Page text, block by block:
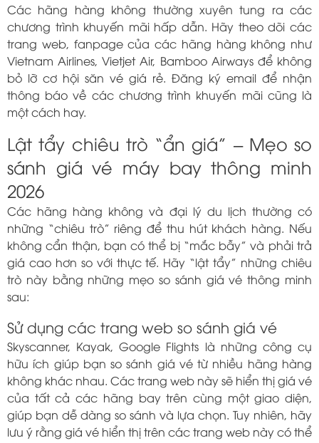
Các hãng hàng không thường xuyên tung ra các
chương trình khuyến mãi hấp dẫn. Hãy theo dõi các
trang web, fanpage của các hãng hàng không như
Vietnam Airlines, Vietjet Air, Bamboo Airways để không
bỏ lỡ cơ hội săn vé giá rẻ. Đăng ký email để nhận
thông báo về các chương trình khuyến mãi cũng là
một cách hay.
Lật tẩy chiêu trò “ẩn giá” – Mẹo so
sánh giá vé máy bay thông minh
2026
Các hãng hàng không và đại lý du lịch thường có
những “chiêu trò” riêng để thu hút khách hàng. Nếu
không cẩn thận, bạn có thể bị “mắc bẫy” và phải trả
giá cao hơn so với thực tế. Hãy “lật tẩy” những chiêu
trò này bằng những mẹo so sánh giá vé thông minh
sau:
Sử dụng các trang web so sánh giá vé
Skyscanner, Kayak, Google Flights là những công cụ
hữu ích giúp bạn so sánh giá vé từ nhiều hãng hàng
không khác nhau. Các trang web này sẽ hiển thị giá vé
của tất cả các hãng bay trên cùng một giao diện,
giúp bạn dễ dàng so sánh và lựa chọn. Tuy nhiên, hãy
lưu ý rằng giá vé hiển thị trên các trang web này có thể